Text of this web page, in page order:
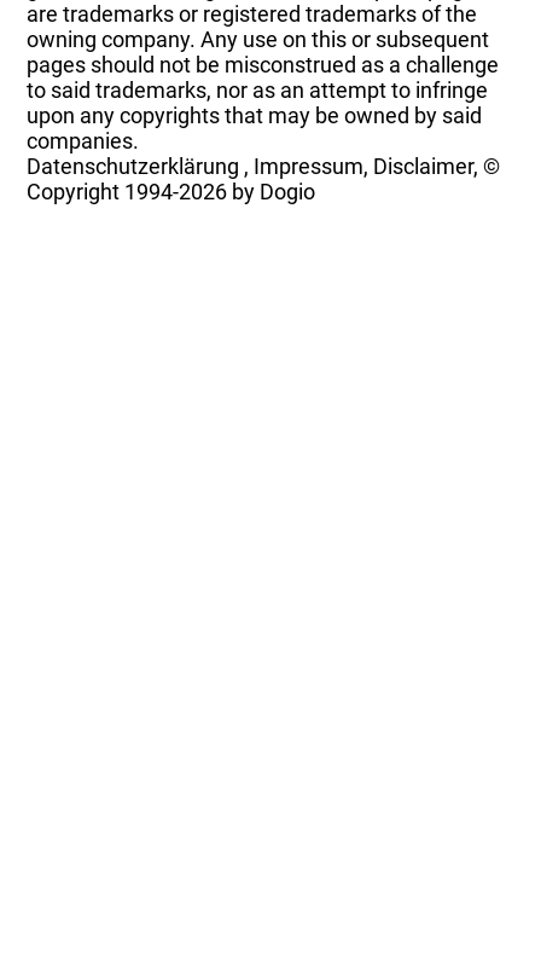
are trademarks or registered trademarks of the
owning company. Any use on this or subsequent
pages should not be misconstrued as a challenge
to said trademarks, nor as an attempt to infringe
upon any copyrights that may be owned by said
companies.
Datenschutzerklärung , Impressum, Disclaimer, ©
Copyright 1994-2026 by Dogio